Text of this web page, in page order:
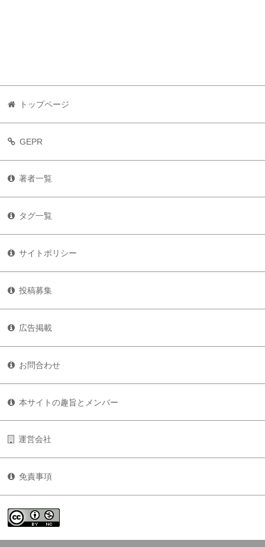
トップページ
GEPR
著者一覧
タグ一覧
サイトポリシー
投稿募集
広告掲載
お問合わせ
本サイトの趣旨とメンバー
運営会社
免責事項